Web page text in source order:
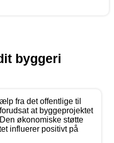
byggeri
fra det offentlige til
at byggeprojektet
økonomiske støtte
influerer positivt på